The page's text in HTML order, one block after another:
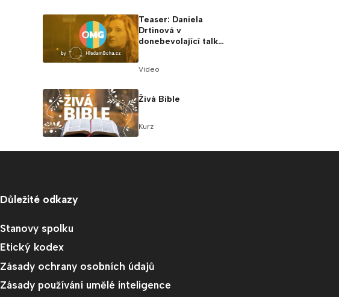
Teaser: Daniela
Drtinová v
donebevolající talk
Video
Živá Bible
Kurz
Důležité odkazy
Stanovy spolku
Etický kodex
Zásady ochrany osobních údajů
Zásady používání umělé inteligence